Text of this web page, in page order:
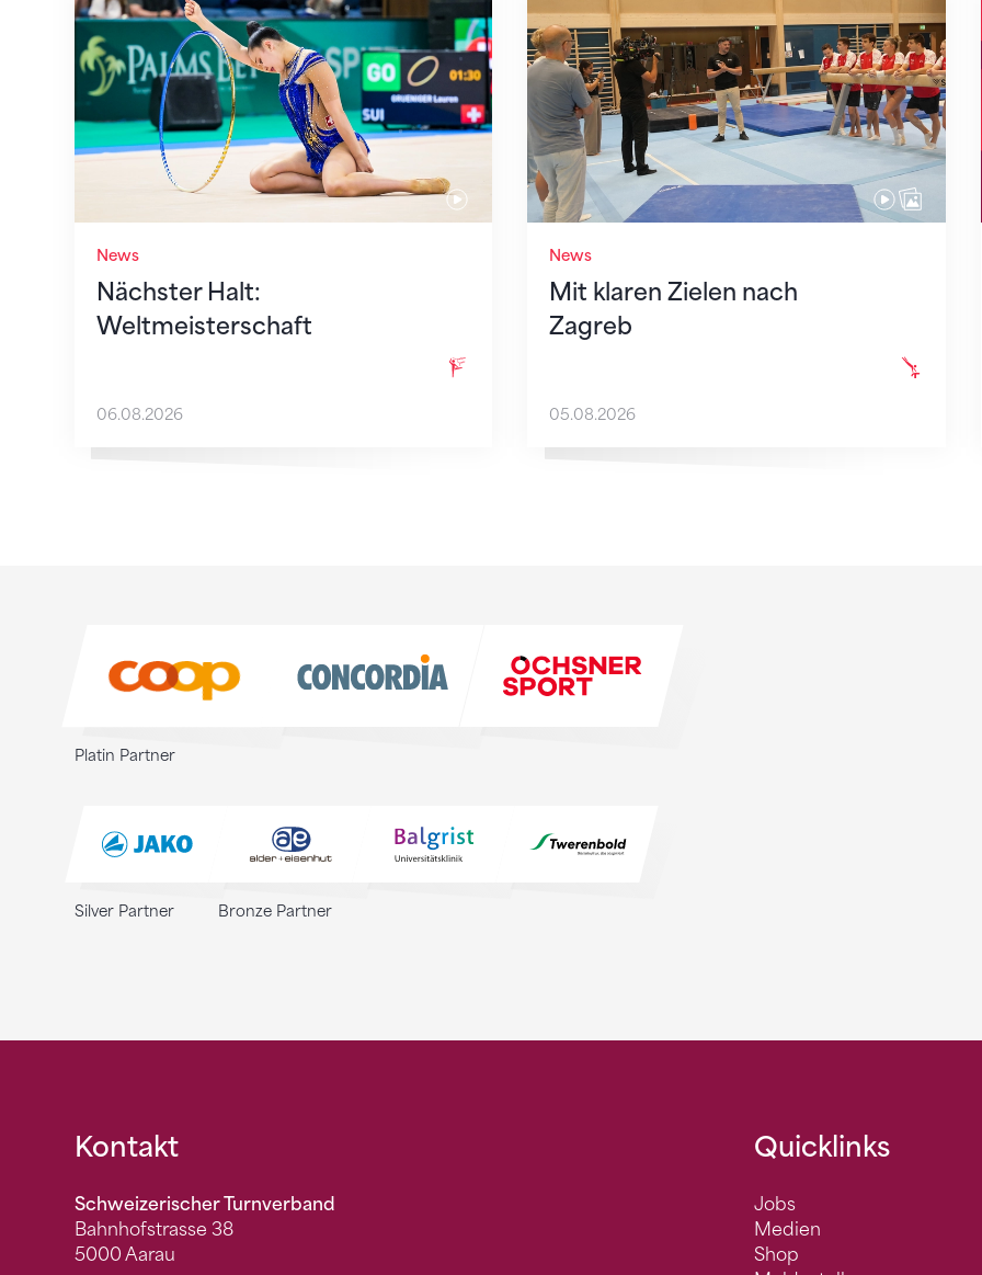
News
Nächster Halt:
Weltmeisterschaft
06.08.2026
News
Mit klaren Zielen nach
Zagreb
05.08.2026
Platin Partner
Silver Partner Bronze Partner
Fusszeile
Kontakt
Schweizerischer Turnverband
Bahnhofstrasse 38
5000 Aarau
Quicklinks
Jobs
Medien
Shop